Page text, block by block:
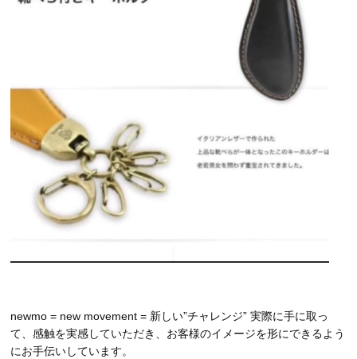
newmo = new movement = 新しい”チャレンジ” 実際に手に取っ
て、感触を実感していただき、お客様のイメージを形にできるよう
にお手伝いしています。